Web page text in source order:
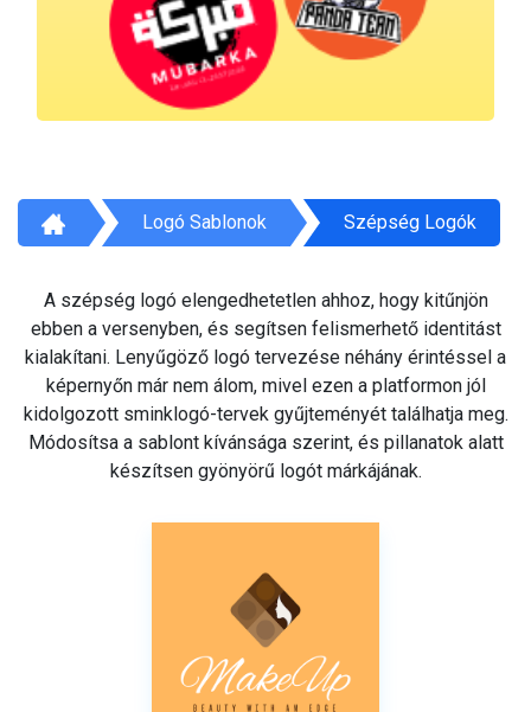
Logó Sablonok Szépség Logók
A szépség logó elengedhetetlen ahhoz, hogy kitűnjön
ebben a versenyben, és segítsen felismerhető identitást
kialakítani. Lenyűgöző logó tervezése néhány érintéssel a
képernyőn már nem álom, mivel ezen a platformon jól
kidolgozott sminklogó-tervek gyűjteményét találhatja meg.
Módosítsa a sablont kívánsága szerint, és pillanatok alatt
készítsen gyönyörű logót márkájának.